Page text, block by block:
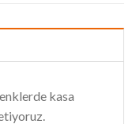
kasa